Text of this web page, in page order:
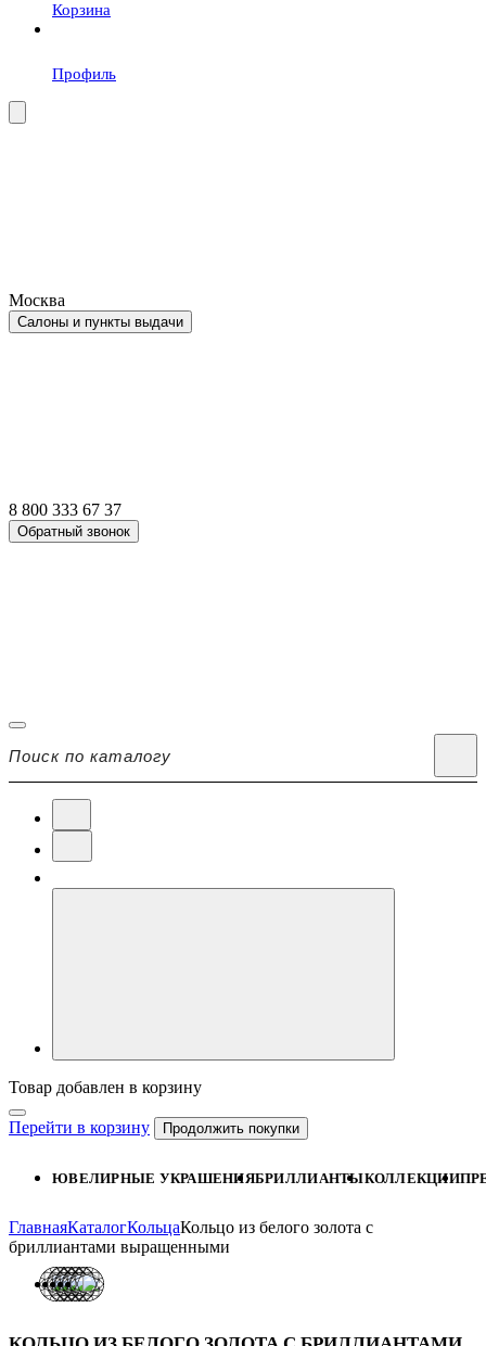
Корзина
Профиль
Москва
Салоны и пункты выдачи
8 800 333 67 37
Обратный звонок
Товар добавлен в корзину
Перейти в корзину Продолжить покупки
ЮВЕЛИРНЫЕ УКРАШЕНИЯБРИЛЛИАНТЫКОЛЛЕКЦИИ
ГлавнаяКаталогКольцаКольцо из белого золота с
бриллиантами выращенными